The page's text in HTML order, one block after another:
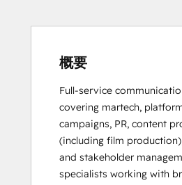
概要
Full-service
covering martech,
campaigns, PR, content
(including film
and stakeholder
specialists working with